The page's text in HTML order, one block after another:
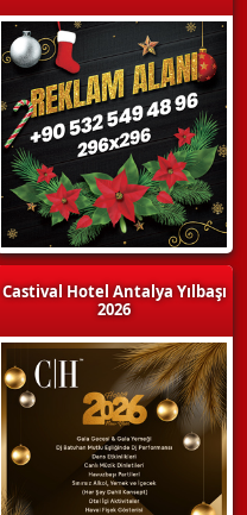
Castival Hotel Antalya Yılbaşı
2026